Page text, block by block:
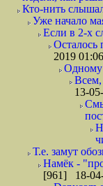
Кто-нить
Уже начало
Если в 2-х
Осталось
2019 01:06
Одному
Всем,
13-
Т.е. замут
Намёк -
[961] 18-